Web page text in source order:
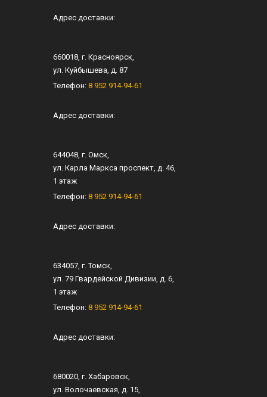
Адрес доставки:
660018 , г. Красноярск
ул. Куйбышева, д. 87
Телефон: 8 952 914-94-61
Адрес доставки:
644048 , г. Омск
ул. Карла Маркса проспект, д. 46
1 этаж
Телефон: 8 952 914-94-61
Адрес доставки:
634057 , г.Томск
ул. 79 Гвардейской Дивизии, д. 6
1 этаж
Телефон: 8 952 914-94-61
Адрес доставки:
680020 , г. Хабаровск
ул. ​Волочаевская, д. 15